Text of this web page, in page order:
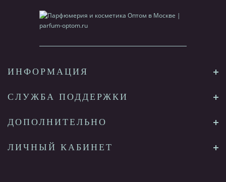
ИНФОРМАЦИЯ
СЛУЖБА ПОДДЕРЖКИ
ДОПОЛНИТЕЛЬНО
ЛИЧНЫЙ КАБИНЕТ